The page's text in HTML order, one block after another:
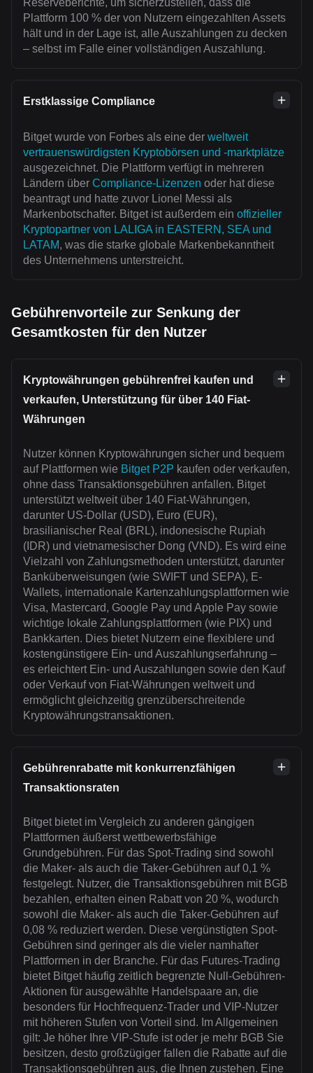
Reserveberichte, um sicherzustellen, dass die
Plattform 100 % der von Nutzern eingezahlten Assets
hält und in der Lage ist, alle Auszahlungen zu decken
– selbst im Falle einer vollständigen Auszahlung.
Erstklassige Compliance
Bitget wurde von Forbes als eine der weltweit
vertrauenswürdigsten Kryptobörsen und -marktplätze
ausgezeichnet. Die Plattform verfügt in mehreren
Ländern über Compliance-Lizenzen oder hat diese
beantragt und hatte zuvor Lionel Messi als
Markenbotschafter. Bitget ist außerdem ein offizieller
Kryptopartner von LALIGA in EASTERN, SEA und
LATAM, was die starke globale Markenbekanntheit
des Unternehmens unterstreicht.
Gebührenvorteile zur Senkung der
Gesamtkosten für den Nutzer
Kryptowährungen gebührenfrei kaufen und
verkaufen, Unterstützung für über 140 Fiat-
Währungen
Nutzer können Kryptowährungen sicher und bequem
auf Plattformen wie Bitget P2P kaufen oder verkaufen,
ohne dass Transaktionsgebühren anfallen. Bitget
unterstützt weltweit über 140 Fiat-Währungen,
darunter US-Dollar (USD), Euro (EUR),
brasilianischer Real (BRL), indonesische Rupiah
(IDR) und vietnamesischer Dong (VND). Es wird eine
Vielzahl von Zahlungsmethoden unterstützt, darunter
Banküberweisungen (wie SWIFT und SEPA), E-
Wallets, internationale Kartenzahlungsplattformen wie
Visa, Mastercard, Google Pay und Apple Pay sowie
wichtige lokale Zahlungsplattformen (wie PIX) und
Bankkarten. Dies bietet Nutzern eine flexiblere und
kostengünstigere Ein- und Auszahlungserfahrung –
es erleichtert Ein- und Auszahlungen sowie den Kauf
oder Verkauf von Fiat-Währungen weltweit und
ermöglicht gleichzeitig grenzüberschreitende
Kryptowährungstransaktionen.
Gebührenrabatte mit konkurrenzfähigen
Transaktionsraten
Bitget bietet im Vergleich zu anderen gängigen
Plattformen äußerst wettbewerbsfähige
Grundgebühren. Für das Spot-Trading sind sowohl
die Maker- als auch die Taker-Gebühren auf 0,1 %
festgelegt. Nutzer, die Transaktionsgebühren mit BGB
bezahlen, erhalten einen Rabatt von 20 %, wodurch
sowohl die Maker- als auch die Taker-Gebühren auf
0,08 % reduziert werden. Diese vergünstigten Spot-
Gebühren sind geringer als die vieler namhafter
Plattformen in der Branche. Für das Futures-Trading
bietet Bitget häufig zeitlich begrenzte Null-Gebühren-
Aktionen für ausgewählte Handelspaare an, die
besonders für Hochfrequenz-Trader und VIP-Nutzer
mit höheren Stufen von Vorteil sind. Im Allgemeinen
gilt: Je höher Ihre VIP-Stufe ist oder je mehr BGB Sie
besitzen, desto großzügiger fallen die Rabatte auf die
Transaktionsgebühren aus, die Ihnen zustehen. Eine